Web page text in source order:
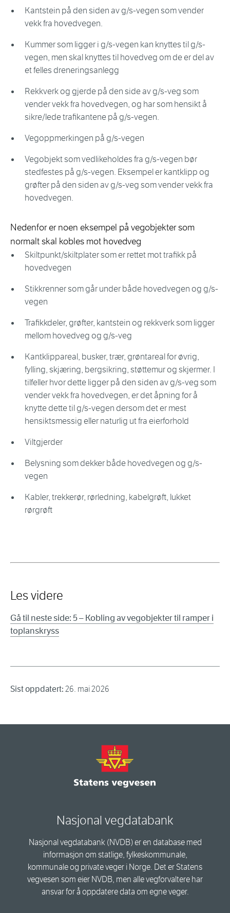
Kantstein på den siden av g/s-vegen som vender
vekk fra hovedvegen.
Kummer som ligger i g/s-vegen kan knyttes til g/s-
vegen, men skal knyttes til hovedveg om de er del av
et felles dreneringsanlegg
Rekkverk og gjerde på den side av g/s-veg som
vender vekk fra hovedvegen, og har som hensikt å
sikre/lede trafikantene på g/s-vegen.
Vegoppmerkingen på g/s-vegen
Vegobjekt som vedlikeholdes fra g/s-vegen bør
stedfestes på g/s-vegen. Eksempel er kantklipp og
grøfter på den siden av g/s-veg som vender vekk fra
hovedvegen.
Nedenfor er noen eksempel på vegobjekter som
normalt skal kobles mot hovedveg
Skiltpunkt/skiltplater som er rettet mot trafikk på
hovedvegen
Stikkrenner som går under både hovedvegen og g/s-
vegen
Trafikkdeler, grøfter, kantstein og rekkverk som ligger
mellom hovedveg og g/s-veg
Kantklippareal, busker, trær, grøntareal for øvrig,
fylling, skjæring, bergsikring, støttemur og skjermer. I
tilfeller hvor dette ligger på den siden av g/s-veg som
vender vekk fra hovedvegen, er det åpning for å
knytte dette til g/s-vegen dersom det er mest
hensiktsmessig eller naturlig ut fra eierforhold
Viltgjerder
Belysning som dekker både hovedvegen og g/s-
vegen
Kabler, trekkerør, rørledning, kabelgrøft, lukket
rørgrøft
Les videre
Gå til neste side: 5 – Kobling av vegobjekter til ramper i
toplanskryss
Sist oppdatert: 26. mai 2026
Nasjonal vegdatabank
Nasjonal vegdatabank (NVDB) er en database med
informasjon om statlige, fylkeskommunale,
kommunale og private veger i Norge. Det er Statens
vegvesen som eier NVDB, men alle vegforvaltere har
ansvar for å oppdatere data om egne veger.